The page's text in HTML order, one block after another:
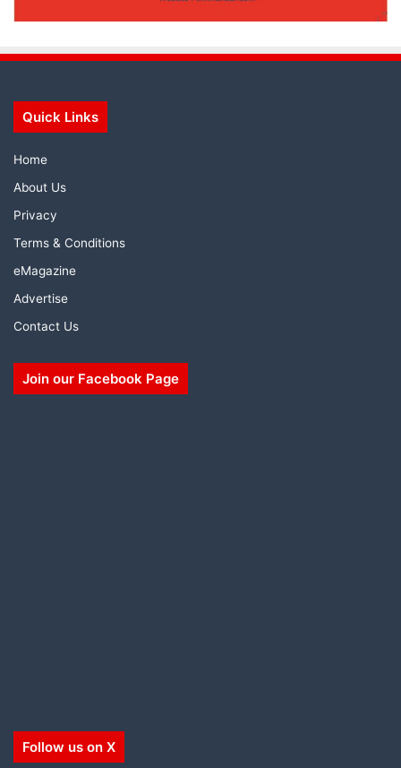
Quick Links
Home
About Us
Privacy
Terms & Conditions
eMagazine
Advertise
Contact Us
Join our Facebook Page
Follow us on X